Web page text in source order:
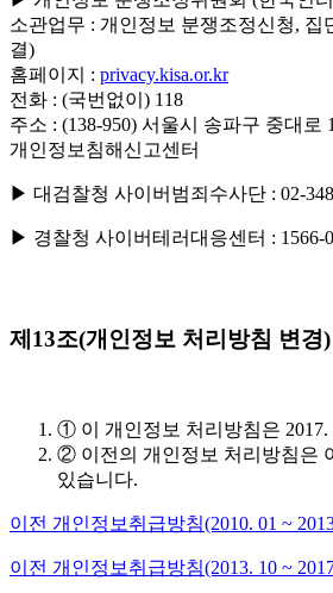
소관업무 : 개인정보 분쟁조정신청, 집
결)
홈페이지
: privacy.kisa.or.kr
전화 : (국번없이) 118
주소 : (138-950) 서울시 송파구 중대로
개인정보침해신고센터
▶ 대검찰청 사이버범죄수사단 : 02-
▶ 경찰청 사이버테러대응센터 : 1566-
제13조(개인정보 처리방침 변경)
① 이 개인정보 처리방침은 2017.
② 이전의 개인정보 처리방침은
있습니다.
이전 개인정보취급방침(2010. 01 ~
이전 개인정보취급방침(2013. 10 ~